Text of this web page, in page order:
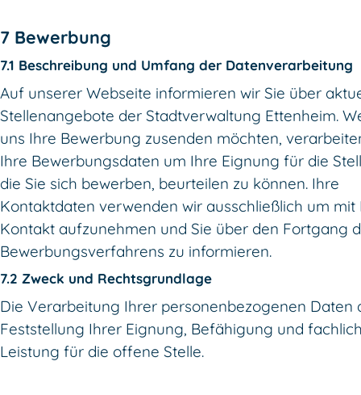
7 Bewerbung
7.1 Beschreibung und Umfang der Datenverarbeitung
Auf unserer Webseite informieren wir Sie über
Stellenangebote der Stadtverwaltung Ettenheim.
uns Ihre Bewerbung zusenden möchten,
Ihre Bewerbungsdaten um Ihre Eignung für die
die Sie sich bewerben, beurteilen zu können. Ihre
Kontaktdaten verwenden wir ausschließlich um mit
Kontakt aufzunehmen und Sie über den Fortgang
Bewerbungsverfahrens zu informieren.
7.2 Zweck und Rechtsgrundlage
Die Verarbeitung Ihrer personenbezogenen Daten
Feststellung Ihrer Eignung, Befähigung und
Leistung für die offene Stelle.